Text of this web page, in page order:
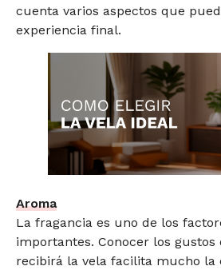
cuenta varios aspectos que
experiencia final.
Aroma
La fragancia es uno de los
importantes. Conocer los gustos
recibirá la vela facilita mucho la